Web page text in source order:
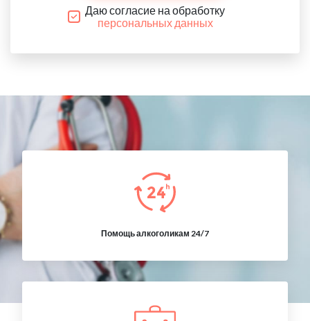
Даю согласие на обработку
персональных данных
Помощь алкоголикам 24/7